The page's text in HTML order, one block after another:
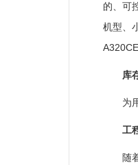
的、可
机型、
库
为
工
随